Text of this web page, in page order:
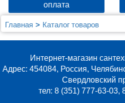
оплата
Главная
Каталог товаров
Душевые уголки, ограждения,
Душевая перегородка
90x200, профиль черный
Интернет-магазин
Адрес: 454084, Россия,
Свердловский
тел: 8 (351) 777-63-03,